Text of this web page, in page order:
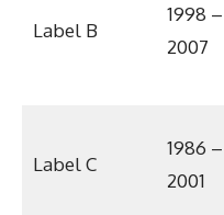
Label B
1998 –
2007
Label C
1986 –
2001